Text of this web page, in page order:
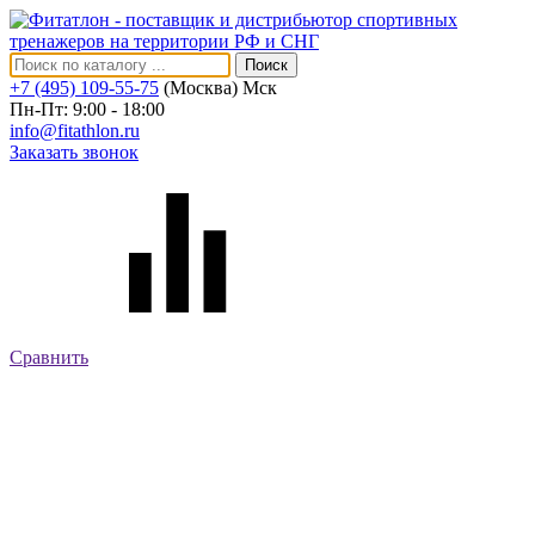
Поиск
+7 (495) 109-55-75 (Москва) Мск
Пн-Пт: 9:00 - 18:00
info@fitathlon.ru
Заказать звонок
Сравнить